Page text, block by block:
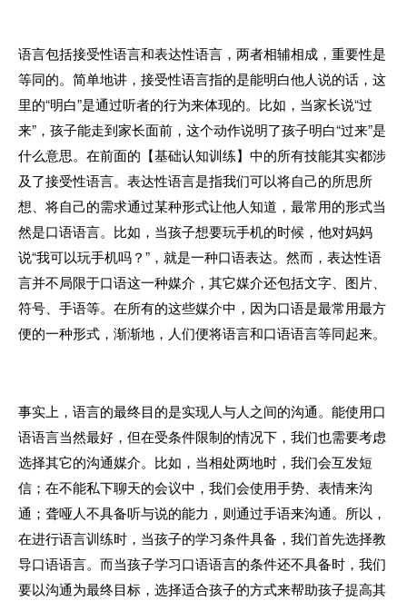
语言包括接受性语言和表达性语言，两者相辅相成，重要性是
等同的。简单地讲，接受性语言指的是能明白他人说的话，这
里的“明白”是通过听者的行为来体现的。比如，当家长说“过
来”，孩子能走到家长面前，这个动作说明了孩子明白“过来”是
什么意思。在前面的【基础认知训练】中的所有技能其实都涉
及了接受性语言。表达性语言是指我们可以将自己的所思所
想、将自己的需求通过某种形式让他人知道，最常用的形式当
然是口语语言。比如，当孩子想要玩手机的时候，他对妈妈
说“我可以玩手机吗？”，就是一种口语表达。然而，表达性语
言并不局限于口语这一种媒介，其它媒介还包括文字、图片、
符号、手语等。在所有的这些媒介中，因为口语是最常用最方
便的一种形式，渐渐地，人们便将语言和口语语言等同起来。
事实上，语言的最终目的是实现人与人之间的沟通。能使用口
语语言当然最好，但在受条件限制的情况下，我们也需要考虑
选择其它的沟通媒介。比如，当相处两地时，我们会互发短
信；在不能私下聊天的会议中，我们会使用手势、表情来沟
通；聋哑人不具备听与说的能力，则通过手语来沟通。所以，
在进行语言训练时，当孩子的学习条件具备，我们首先选择教
导口语语言。而当孩子学习口语语言的条件还不具备时，我们
要以沟通为最终目标，选择适合孩子的方式来帮助孩子提高其